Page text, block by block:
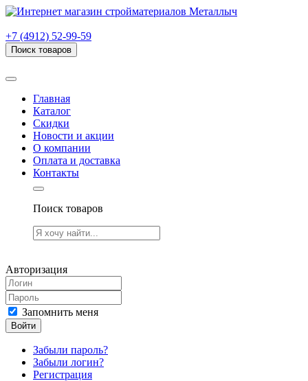
+7 (4912) 52-99-59
Поиск товаров
Главная
Каталог
Скидки
Новости и акции
О компании
Оплата и доставка
Контакты
Поиск товаров
Авторизация
Запомнить меня
Войти
Забыли пароль?
Забыли логин?
Регистрация